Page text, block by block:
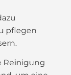
pflegen
Reinigung